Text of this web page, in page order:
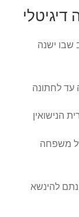
שבו ישנה
עד לחתונה
הנישואין
משפחה
להינשא